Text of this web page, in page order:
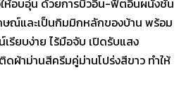
ห้อบอุ่น ด้วยการบิ้วอิน-ฟิตอินผนังชั้น
ษณ์และเป็นกิมมิกหลักของบ้าน พร้อม
รียบง่าย ไร้มือจับ เปิดรับแสง
ผ้าม่านสีครีมคู่ม่านโปร่งสีขาว ทำให้